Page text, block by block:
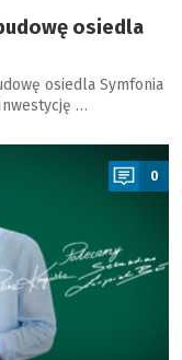
osiedla
osiedla Symfonia
…
0